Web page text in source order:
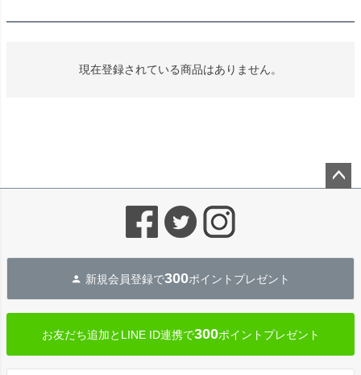
現在登録されている商品はありません。
新規会員登録で300ポイントプレゼント
お友だち追加とLINE ID連携で300ポイントプレゼント